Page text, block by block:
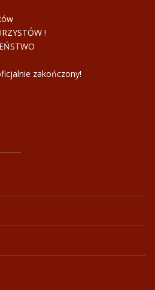
!
zakończony!